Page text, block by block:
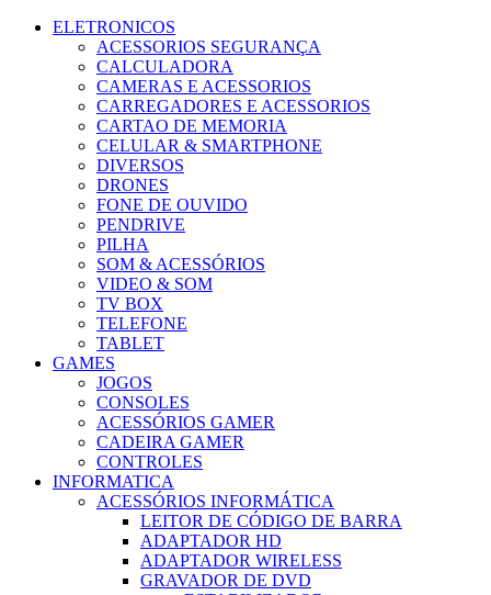
ELETRONICOS
ACESSORIOS SEGURANÇA
CALCULADORA
CAMERAS E ACESSORIOS
CARREGADORES E ACESSORIOS
CARTAO DE MEMORIA
CELULAR & SMARTPHONE
DIVERSOS
DRONES
FONE DE OUVIDO
PENDRIVE
PILHA
SOM & ACESSÓRIOS
VIDEO & SOM
TV BOX
TELEFONE
TABLET
GAMES
JOGOS
CONSOLES
ACESSÓRIOS GAMER
CADEIRA GAMER
CONTROLES
INFORMATICA
ACESSÓRIOS INFORMÁTICA
LEITOR DE CÓDIGO DE BARRA
ADAPTADOR HD
ADAPTADOR WIRELESS
GRAVADOR DE DVD